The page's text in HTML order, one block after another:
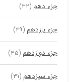
جزء دهم (۳۲)
جزء یازدهم (۳۹)
جزء دوازدهم (۳۵)
جزء سیزدهم (۳۱)